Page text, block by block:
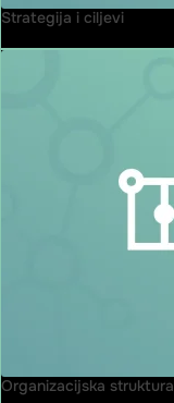
Strategija i ciljevi
Organizacijska struktura